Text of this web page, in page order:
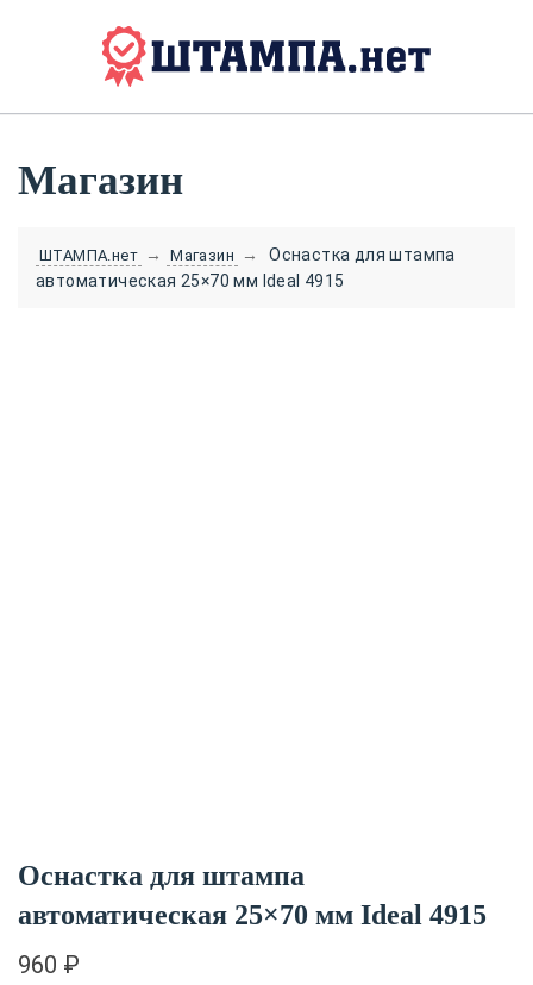
Магазин
ШТАМПА.нет → Магазин →
Оснастка для штампа
автоматическая 25×70 мм Ideal 4915
Оснастка для штампа
автоматическая 25×70 мм Ideal 4915
960 ₽